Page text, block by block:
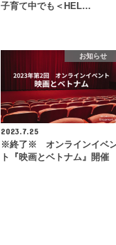
子育て中でも＜HEL…
お知らせ
2023.7.25
※終了※ オンラインイベ
ト『映画とベトナム』開催